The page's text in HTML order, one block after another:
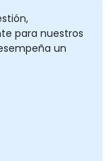
para nuestros
un